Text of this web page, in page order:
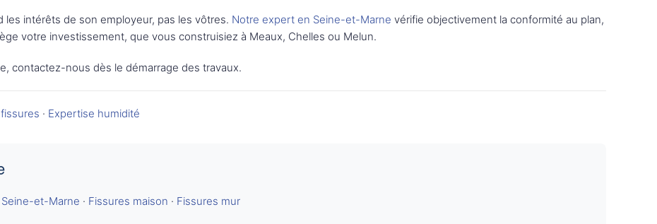
intérêts de son employeur, pas les vôtres. Notre expert en Seine-et-Marne vérifie objectivement la conformité au plan,
votre investissement, que vous construisiez à Meaux, Chelles ou Melun.
contactez-nous dès le démarrage des travaux.
· Expertise humidité
et-Marne · Fissures maison · Fissures mur